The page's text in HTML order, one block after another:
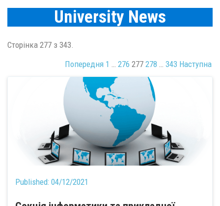
University News
Сторінка 277 з 343.
Попередня 1 276 277 278 343 Наступна
Published: 04/12/2021